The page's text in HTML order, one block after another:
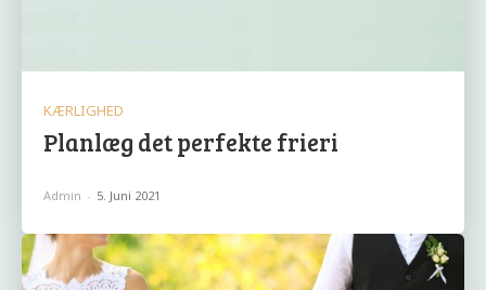
KÆRLIGHED
Planlæg det perfekte frieri
Admin - 5. Juni 2021